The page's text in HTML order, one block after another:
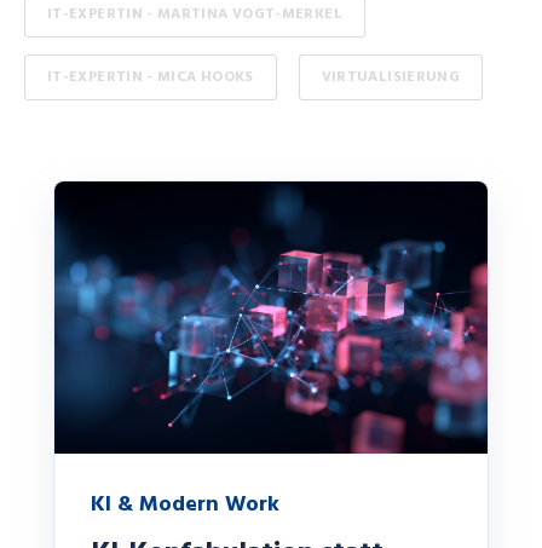
IT-EXPERTIN - MARTINA VOGT-MERKEL
IT-EXPERTIN - MICA HOOKS VIRTUALISIERUNG
KI & Modern Work